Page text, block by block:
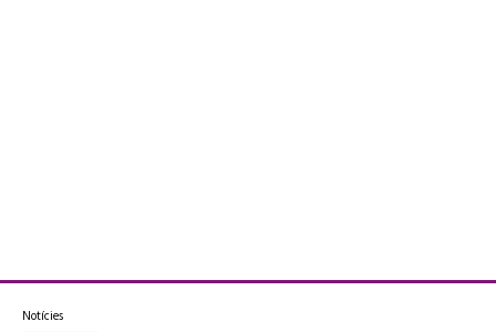
Notícies